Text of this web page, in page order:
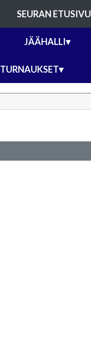
SEURAN ETUSIVU
JÄÄHALLI▾
TURNAUKSET▾